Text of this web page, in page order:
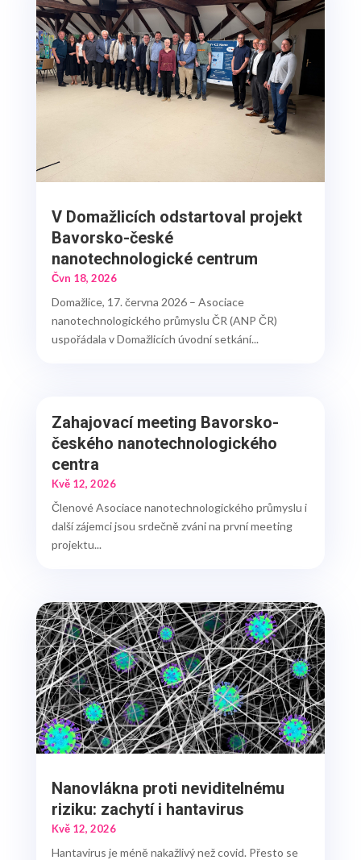
V Domažlicích odstartoval projekt
Bavorsko-české
nanotechnologické centrum
Čvn 18, 2026
Domažlice, 17. června 2026 – Asociace
nanotechnologického průmyslu ČR (ANP ČR)
uspořádala v Domažlicích úvodní setkání...
Zahajovací meeting Bavorsko-
českého nanotechnologického
centra
Kvě 12, 2026
Členové Asociace nanotechnologického průmyslu i
další zájemci jsou srdečně zváni na první meeting
projektu...
Nanovlákna proti neviditelnému
riziku: zachytí i hantavirus
Kvě 12, 2026
Hantavirus je méně nakažlivý než covid. Přesto se